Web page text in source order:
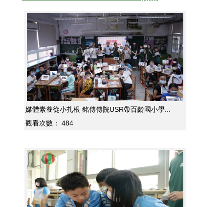
媒體素養從小扎根 銘傳傳院USR帶百齡國小學...
觀看次數：
484